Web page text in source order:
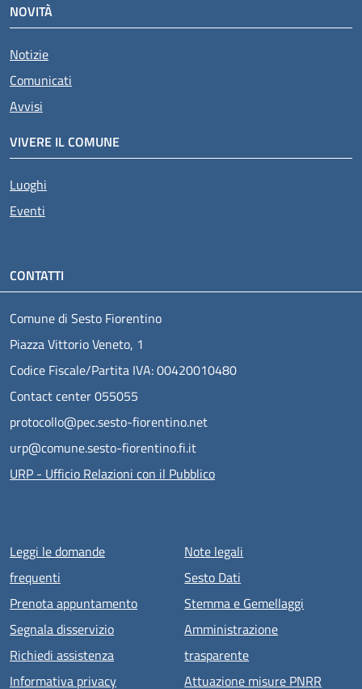
NOVITÀ
Notizie
Comunicati
Avvisi
VIVERE IL COMUNE
Luoghi
Eventi
CONTATTI
Comune di Sesto Fiorentino
Piazza Vittorio Veneto, 1
Codice Fiscale/Partita IVA: 00420010480
Contact center 055055
protocollo@pec.sesto-fiorentino.net
urp@comune.sesto-fiorentino.fi.it
URP - Ufficio Relazioni con il Pubblico
Menu piè di pagina
Leggi le domande
frequenti
Prenota appuntamento
Segnala disservizio
Richiedi assistenza
Informativa privacy
Note legali
Sesto Dati
Stemma e Gemellaggi
Amministrazione
trasparente
Attuazione misure PNRR